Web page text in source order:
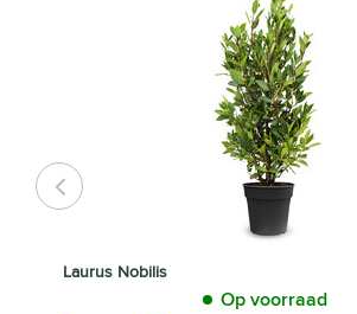
Laurus Nobilis
Op voorraad